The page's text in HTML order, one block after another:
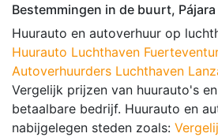
Bestemmingen in de buurt, Pájara
Huurauto en autoverhuur op
Huurauto Luchthaven
Autoverhuurders Luchthaven
Vergelijk prijzen van huurauto's
betaalbare bedrijf. Huurauto en
nabijgelegen steden zoals: